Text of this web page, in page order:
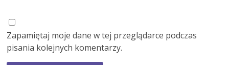
Zapamiętaj moje dane w tej przeglądarce podczas
pisania kolejnych komentarzy.